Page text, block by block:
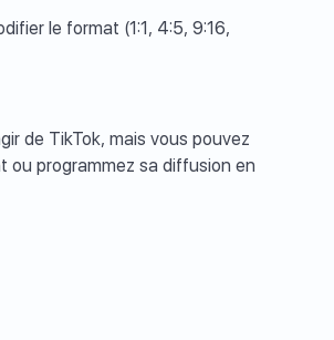
le format (1:1, 4:5, 9:16,
de TikTok, mais vous pouvez
ou programmez sa diffusion en